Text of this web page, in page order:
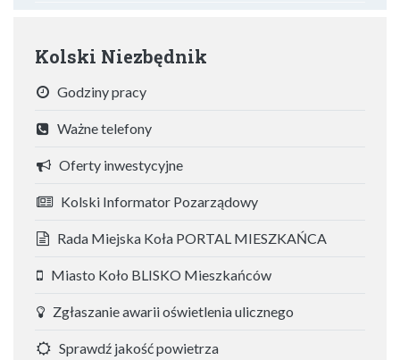
Kolski Niezbędnik
Godziny pracy
Ważne telefony
Oferty inwestycyjne
Kolski Informator Pozarządowy
Rada Miejska Koła PORTAL MIESZKAŃCA
Miasto Koło BLISKO Mieszkańców
Zgłaszanie awarii oświetlenia ulicznego
Sprawdź jakość powietrza